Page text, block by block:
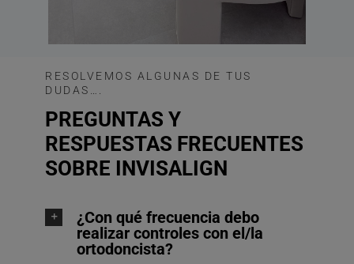
RESOLVEMOS ALGUNAS DE TUS
DUDAS….
PREGUNTAS Y
RESPUESTAS FRECUENTES
SOBRE INVISALIGN
¿Con qué frecuencia debo
realizar controles con el/la
ortodoncista?